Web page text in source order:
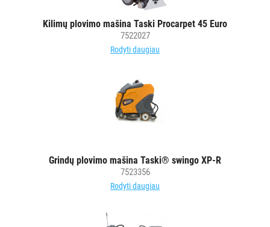
Kilimų plovimo mašina Taski Procarpet 45 Euro
7522027
Rodyti daugiau
Grindų plovimo mašina Taski® swingo XP-R
7523356
Rodyti daugiau